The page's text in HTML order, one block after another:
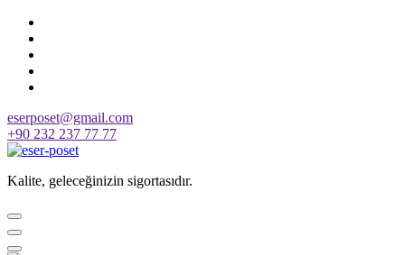
Skip
content
eserposet@gmail.com
+90 232 237 77 77
Kalite, geleceğinizin sigortasıdır.